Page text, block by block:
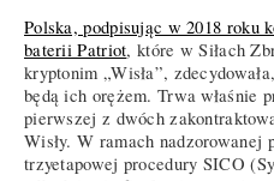
Polska, podpisując w 2018 roku
baterii Patriot, które w Siłach
kryptonim „Wisła”,
będą ich orężem. Trwa właśnie
pierwszej z dwóch
Wisły. W ramach nadzorowanej
trzyetapowej procedury SICO